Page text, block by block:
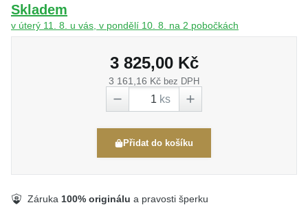
Skladem
v úterý 11. 8. u vás, v pondělí 10. 8. na 2 pobočkách
3 825,00 Kč
3 161,16 Kč bez DPH
ks
Přidat do košíku
Záruka 100% originálu a pravosti šperku